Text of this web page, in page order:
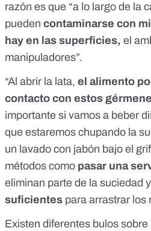
razón es que “a lo largo de la
pueden contaminarse con
hay en las superficies, el
manipuladores”.
“Al abrir la lata, el alimento
contacto con estos
importante si vamos a beber
que estaremos chupando la
un lavado con jabón bajo el
métodos como pasar una
eliminan parte de la suciedad
suficientes para arrastrar los
Existen diferentes bulos